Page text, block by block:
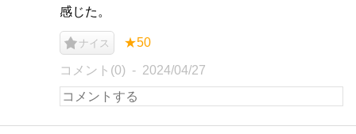
感じた。
ナイス ★50
コメント(0) 2024/04/27